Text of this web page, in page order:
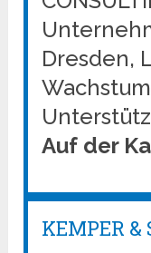
Dresden,
Auf der
KEMPER &